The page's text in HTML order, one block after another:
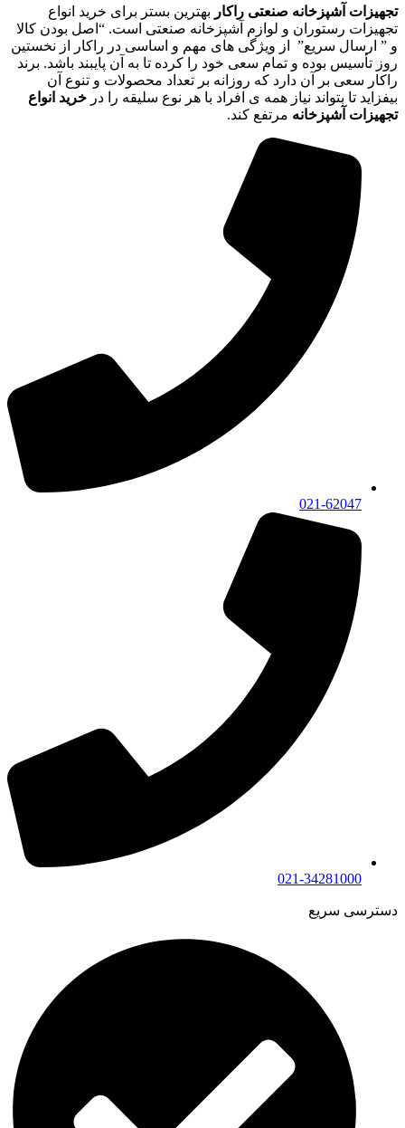
تجهیزات آشپزخانه صنعتی راکار بهترین بستر برای خرید انواع
تجهیزات رستوران و لوازم آشپزخانه صنعتی است. “اصل بودن کالا
و ” ارسال سریع” از ویژگی های مهم و اساسی در راکار از نخستین
روز تأسیس بوده و تمام سعی خود را کرده تا به آن پایبند باشد. برند
راکار سعی بر آن دارد که روزانه بر تعداد محصولات و تنوع آن
بیفزاید تا بتواند نیاز همه ی افراد با هر نوع سلیقه را در خرید انواع
تجهیزات آشپزخانه مرتفع کند.
021-62047
021-34281000
دسترسی سریع